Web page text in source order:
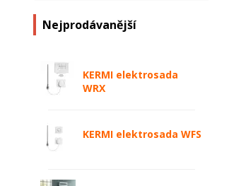
Nejprodávanější
KERMI elektrosada
WRX
KERMI elektrosada WFS